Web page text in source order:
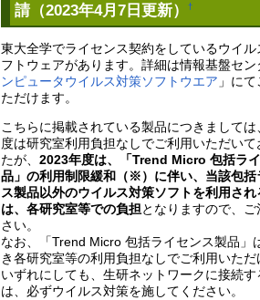
請（2023年4月7日更新）†
東大全学でライセンス契約をしているウイル
フトウェアがあります。詳細は情報基盤セン
ンピュータウイルス対策ソフトウエア 」に
ただけます。
こちらに掲載されている製品につきまして
度は研究室利用負担なしでご利用いただいて
たが、2023年度は、「Trend Micro 包括ラ
品」の利用制限緩和（※）に伴い、当該包括
ス製品以外のウイルス対策ソフトを利用され
は、各研究室等での負担となりますので、
さい。
なお、「Trend Micro 包括ライセンス製品」
き各研究室等の利用負担なしでご利用いた
いずれにしても、生研ネットワークに接続す
は、必ずウイルス対策を施してください。